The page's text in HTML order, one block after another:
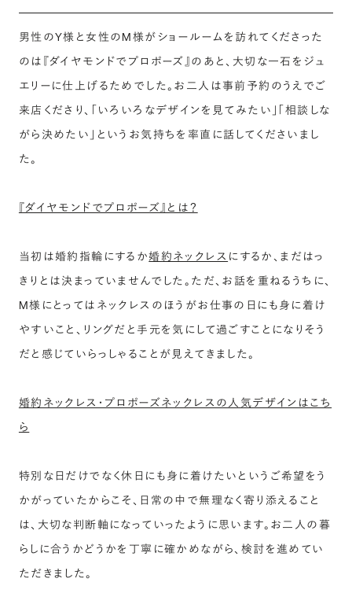
男性のY様と女性のM様がショールームを訪れてくださった
のは『ダイヤモンドでプロポーズ』のあと、大切な一石をジュ
エリーに仕上げるためでした。お二人は事前予約のうえでご
来店くださり、「いろいろなデザインを見てみたい」「相談しな
がら決めたい」というお気持ちを率直に話してくださいまし
た。
『ダイヤモンドでプロポーズ』とは？
当初は婚約指輪にするか婚約ネックレス にするか、まだはっ
きりとは決まっていませんでした。ただ、お話を重ねるうちに、
M様にとってはネックレスのほうがお仕事の日にも身に着け
やすいこと、リングだと手元を気にして過ごすことになりそう
だと感じていらっしゃることが見えてきました。
婚約ネックレス・プロポーズネックレスの人気デザインはこち
ら
特別な日だけでなく休日にも身に着けたいというご希望をう
かがっていたからこそ、日常の中で無理なく寄り添えること
は、大切な判断軸になっていったように思います。お二人の暮
らしに合うかどうかを丁寧に確かめながら、検討を進めてい
ただきました。